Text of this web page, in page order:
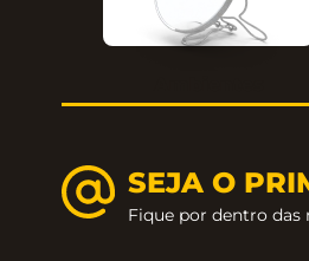
SEJA O
Fique por dentro das